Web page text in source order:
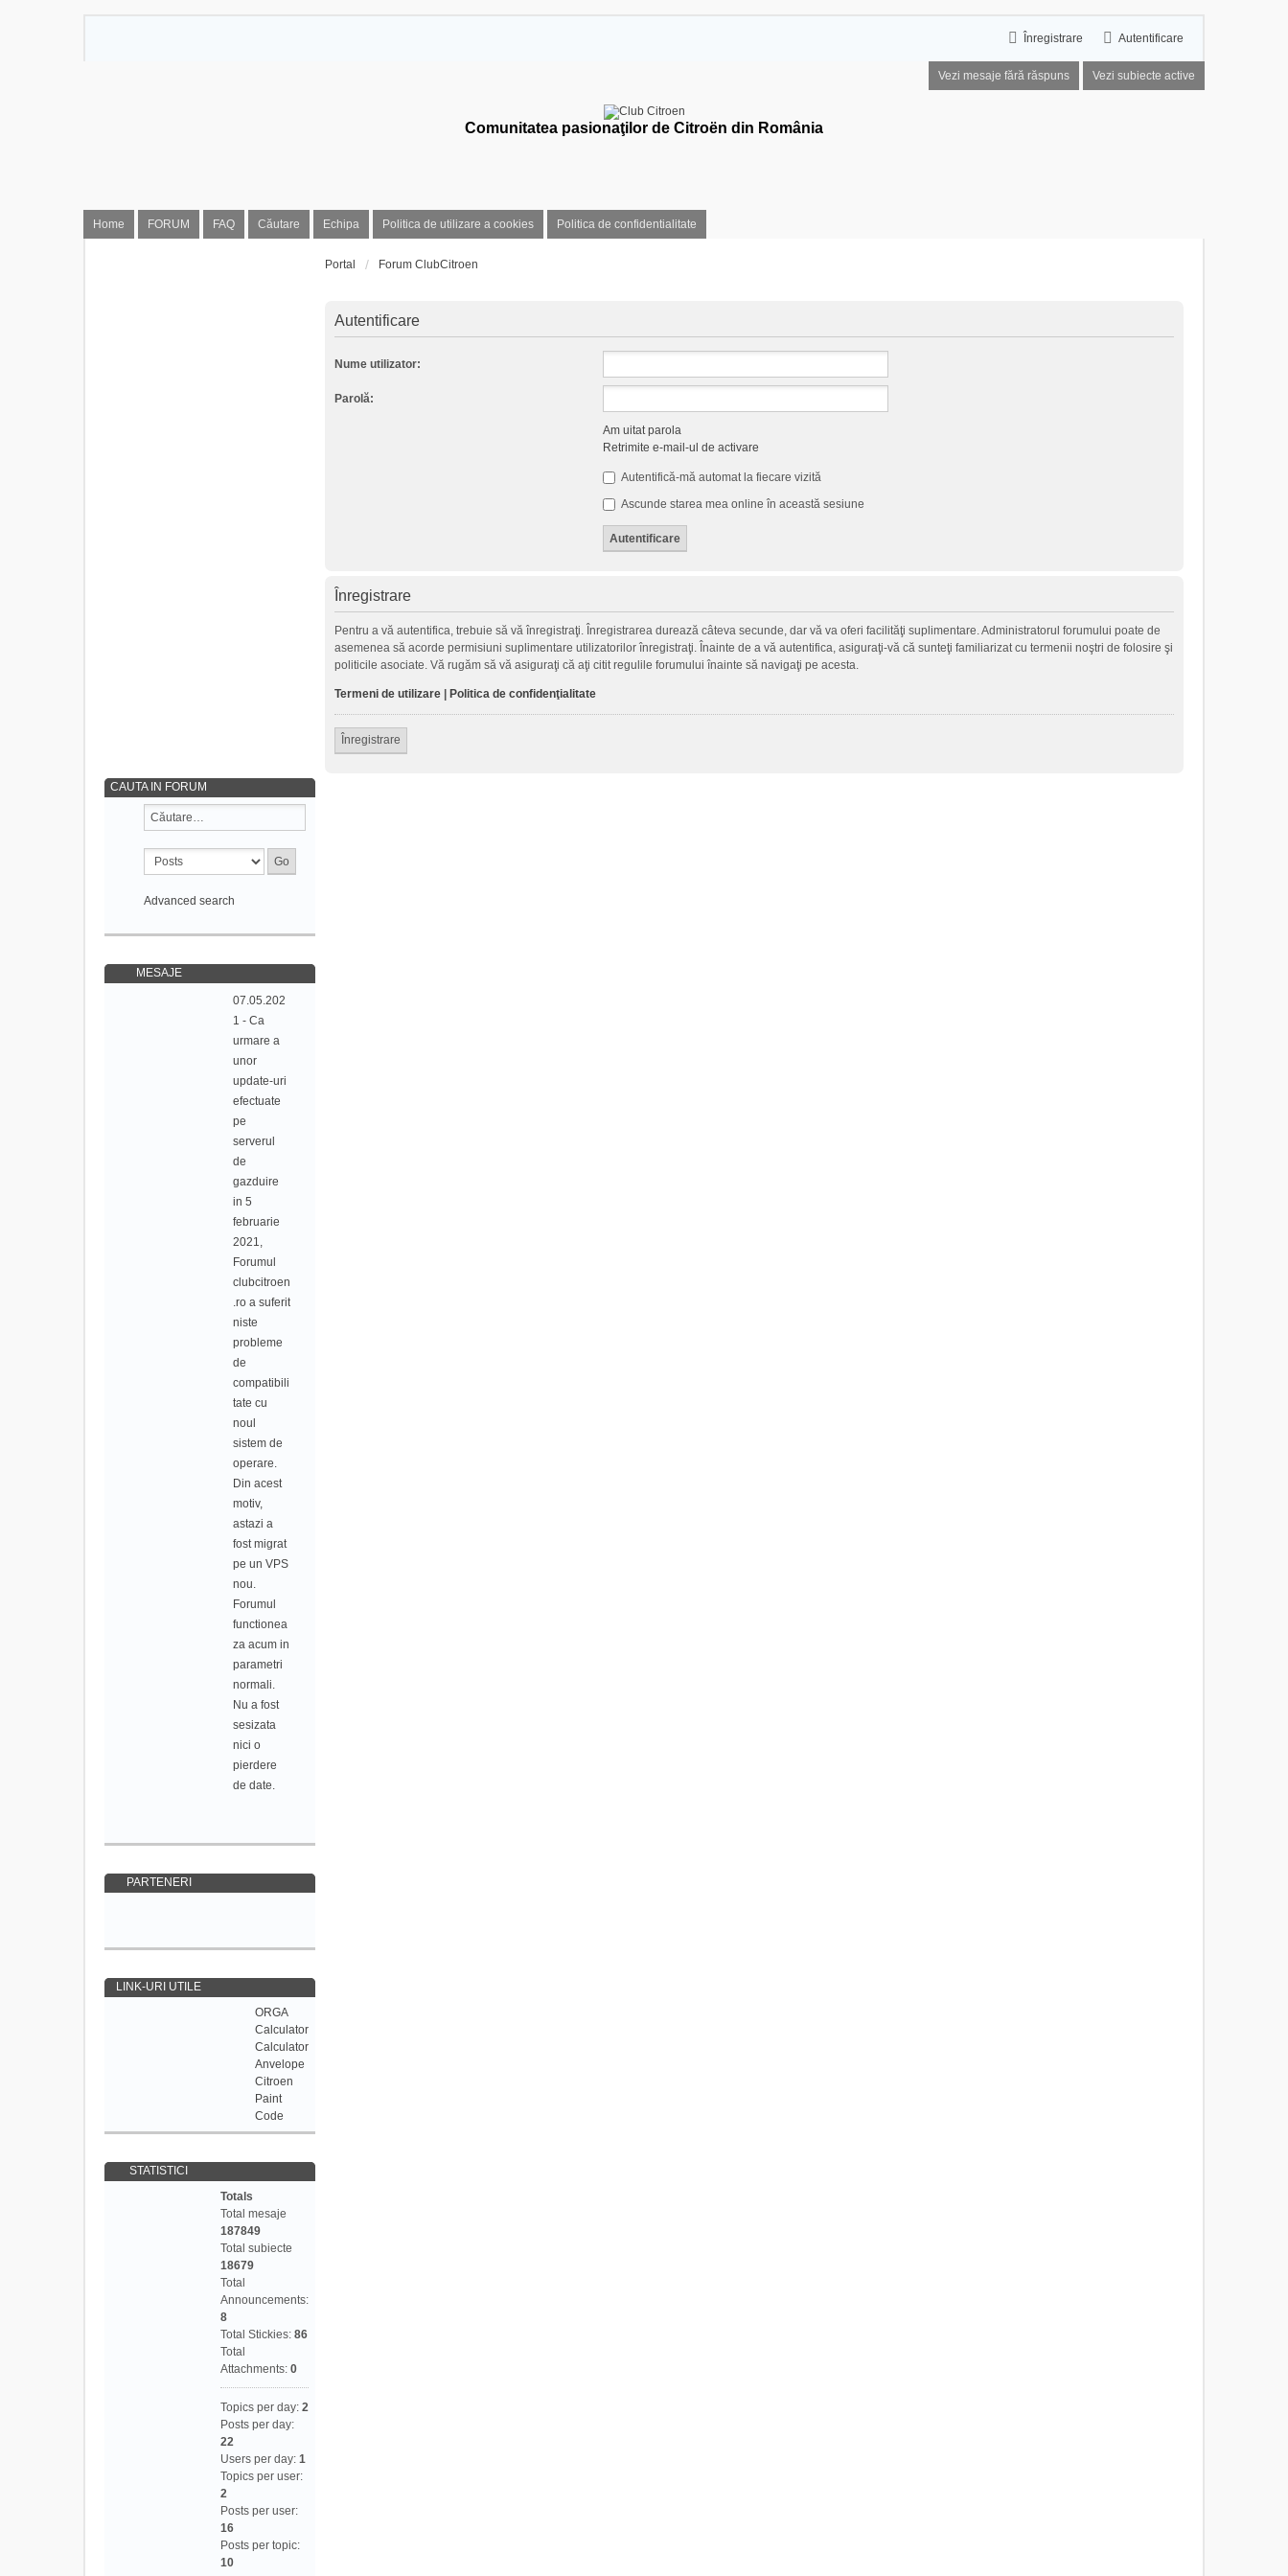
Autentificare
Înregistrare
Vezi mesaje fără răspuns Vezi subiecte active
Home FORUM FAQ Căutare Echipa Politica de utilizare a cookies Politica de confidentialitate
Comunitatea pasionaţilor de Citroën din România
Portal Forum ClubCitroen
Autentificare
Nume utilizator:
Parolă:
Am uitat parola
Retrimite e-mail-ul de activare
Autentifică-mă automat la fiecare vizită
Ascunde starea mea online în această sesiune
Înregistrare
Pentru a vă autentifica, trebuie să vă înregistraţi. Înregistrarea durează câteva secunde, dar vă va oferi facilităţi suplimentare. Administratorul forumului poate de
asemenea să acorde permisiuni suplimentare utilizatorilor înregistraţi. Înainte de a vă autentifica, asiguraţi-vă că sunteţi familiarizat cu termenii noştri de folosire şi
politicile asociate. Vă rugăm să vă asiguraţi că aţi citit regulile forumului înainte să navigaţi pe acesta.
Termeni de utilizare Politica de confidenţialitate
Înregistrare
CAUTA IN FORUM
Advanced search
MESAJE
07.05.202
1 - Ca
urmare a
unor
update-uri
efectuate
pe
serverul
de
gazduire
in 5
februarie
2021,
Forumul
clubcitroen
.ro a suferit
niste
probleme
de
compatibili
tate cu
noul
sistem de
operare.
Din acest
motiv,
astazi a
fost migrat
pe un VPS
nou.
Forumul
functionea
za acum in
parametri
normali.
Nu a fost
sesizata
nici o
pierdere
de date.
PARTENERI
LINK-URI UTILE
ORGA
Calculator
Calculator
Anvelope
Citroen
Paint
Code
STATISTICI
Totals
Total mesaje
187849
Total subiecte
18679
Total
Announcements:
8
Total Stickies: 86
Total
Attachments: 0
Topics per day: 2
Posts per day:
22
Users per day: 1
Topics per user:
2
Posts per user:
16
Posts per topic:
10